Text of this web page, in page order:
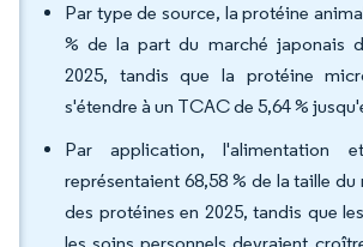
Par type de source, la protéine
% de la part du marché japonais
2025, tandis que la protéine
s'étendre à un TCAC de 5,64 %
Par application, l'alimentation
représentaient 68,58 % de la taille
des protéines en 2025, tandis que